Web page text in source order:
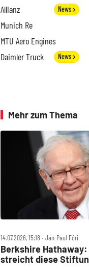
Allianz News
Munich Re
MTU Aero Engines
Daimler Truck News
Mehr zum Thema
14.07.2026, 15:18 ‧ Jan-Paul Fóri
Berkshire
streicht diese